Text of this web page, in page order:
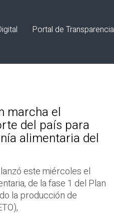
Portal de Transparencia
marcha el
del país para
alimentaria del
este miércoles el
de la fase 1 del Plan
la producción de